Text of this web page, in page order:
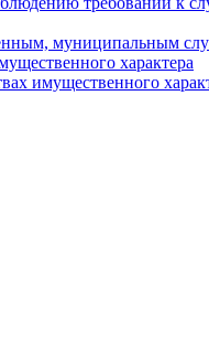
муниципальным
характера
имущественного